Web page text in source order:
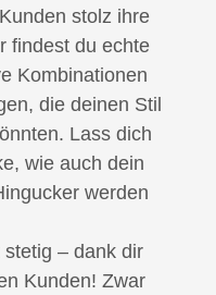
stolz ihre
findest du echte
Kombinationen
die deinen Stil
Lass dich
wie auch dein
werden
– dank dir
Kunden! Zwar